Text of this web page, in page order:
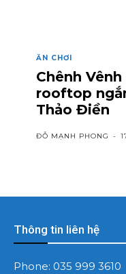
ĂN CHƠI
Chênh
rooftop
Thảo Điền
ĐỖ MẠNH PHONG -
Thông tin liên hệ
Phone: 035 999 3610